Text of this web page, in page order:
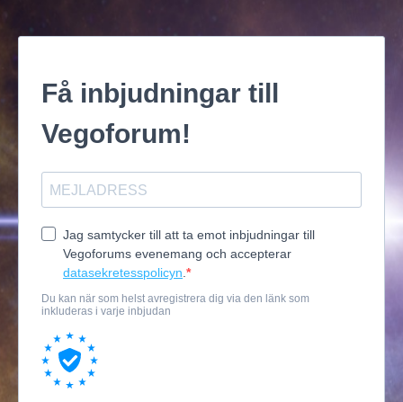
Få inbjudningar till
Vegoforum!
Jag samtycker till att ta emot inbjudningar till
Vegoforums evenemang och accepterar
datasekretesspolicyn
Du kan när som helst avregistrera dig via den länk som
inkluderas i varje inbjudan